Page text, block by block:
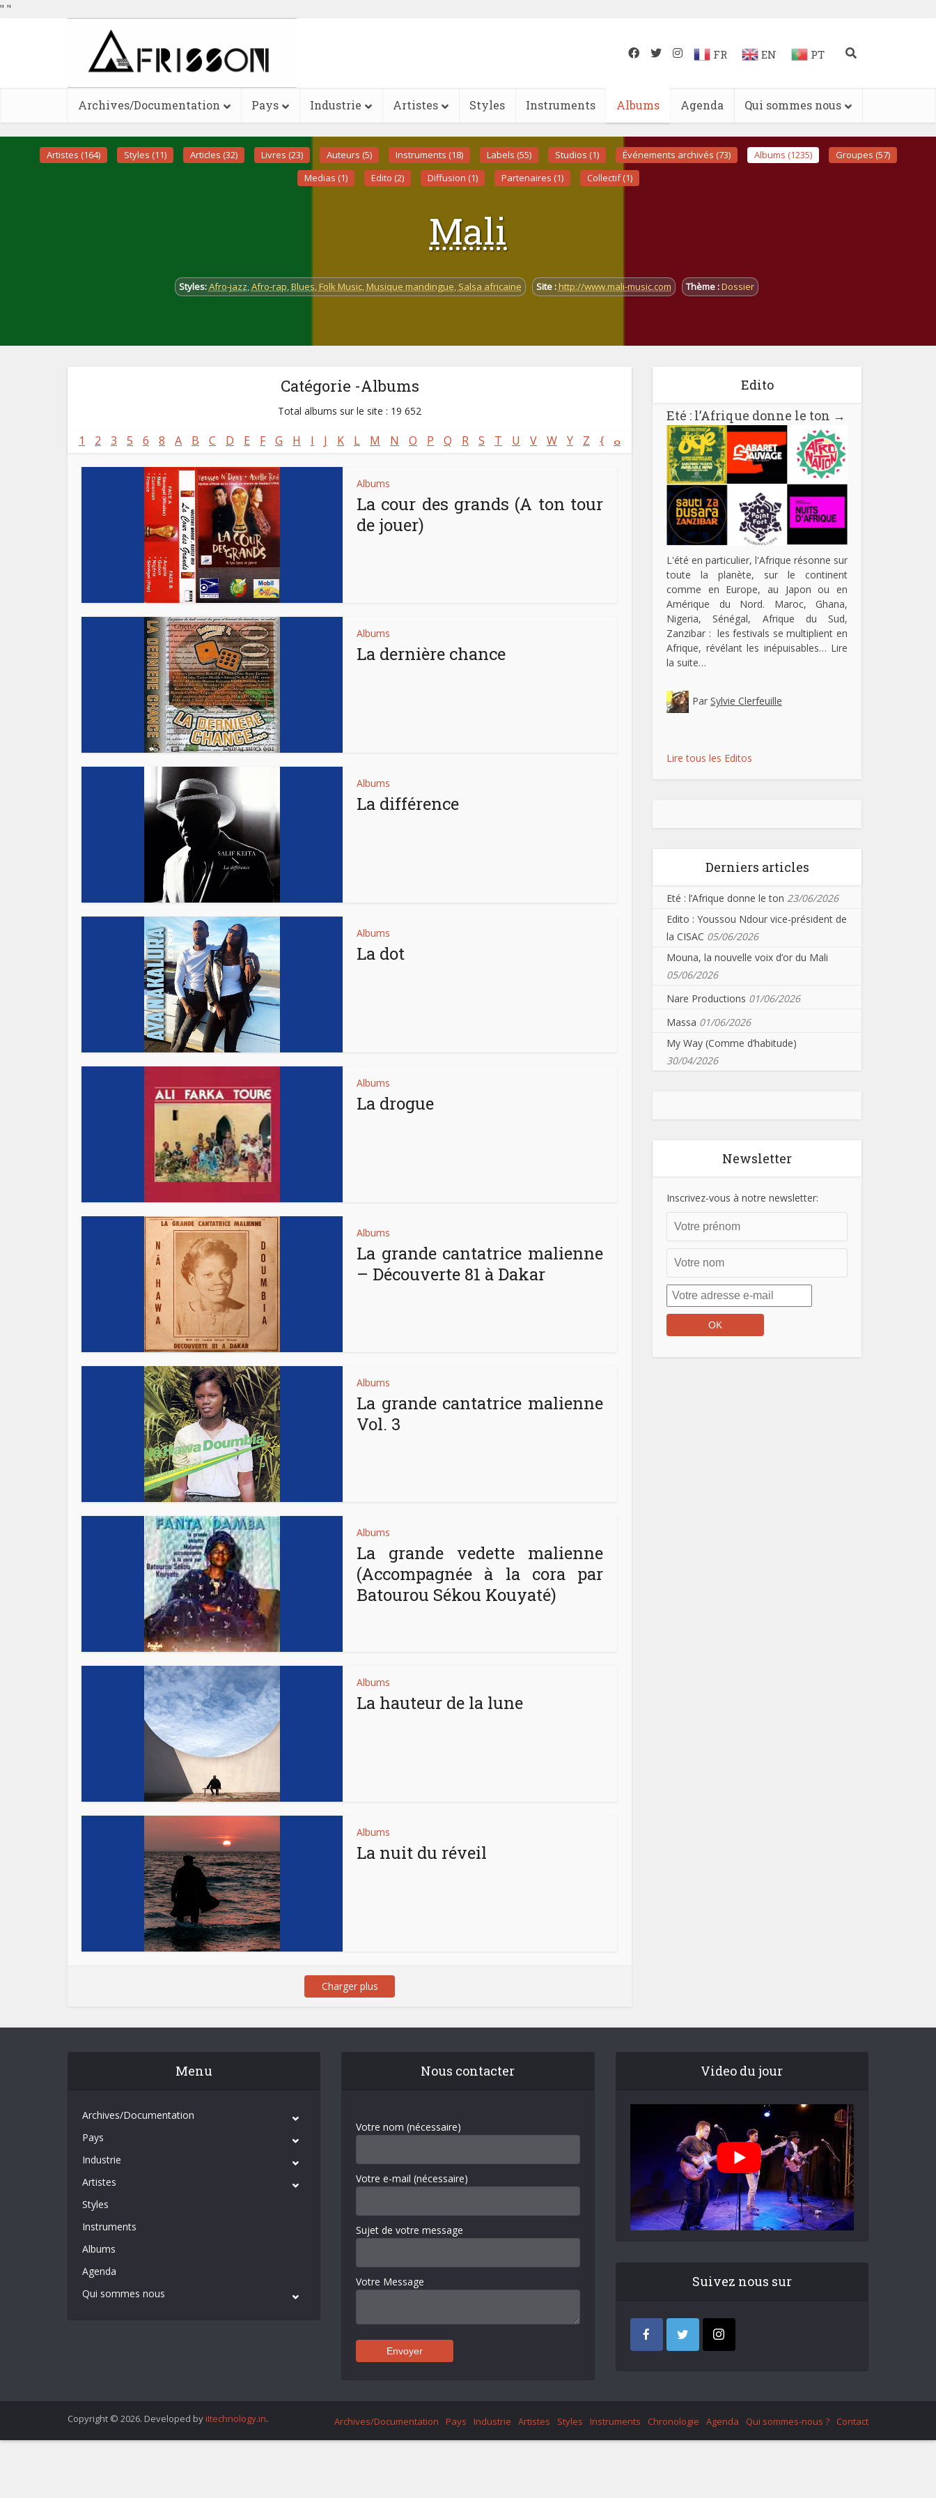
" "
FR EN PT
Archives/Documentation Pays Industrie Artistes Styles Instruments Albums Agenda Qui sommes nous
Artistes (164) Styles (11) Articles (32) Livres (23) Auteurs (5) Instruments (18) Labels (55) Studios (1) Événements archivés (73) Albums (1235)
Groupes (57)
Medias (1)
Edito (2) Diffusion (1) Partenaires (1) Collectif (1)
Mali
Styles:Afro-jazz,Afro-rap,Blues, Folk Music, Musique mandingue, Salsa africaine Site : http://www.mali-music.com Thème :Dossier
Catégorie -Albums
Total albums sur le site : 19 652
1 2 3 5 6 8 A B C D E F G H I J K L M N O P Q R S T U V W Y Z { ⴰ
Albums
La cour des grands (A ton tour
de jouer)
Albums
La dernière chance
Albums
La différence
Albums
La dot
Albums
La drogue
Albums
La grande cantatrice malienne
– Découverte 81 à Dakar
Albums
La grande cantatrice malienne
Vol. 3
Albums
La grande vedette malienne
(Accompagnée à la cora par
Batourou Sékou Kouyaté)
Albums
La hauteur de la lune
Albums
La nuit du réveil
Charger plus
Edito
Eté : l’Afrique donne le ton →
L'été en particulier, l'Afrique résonne sur
toute la planète, sur le continent
comme en Europe, au Japon ou en
Amérique du Nord. Maroc, Ghana,
Nigeria, Sénégal, Afrique du Sud,
Zanzibar : les festivals se multiplient en
Afrique, révélant les inépuisables… Lire
la suite…
Par Sylvie Clerfeuille
Lire tous les Editos
Derniers articles
Eté : l’Afrique donne le ton 23/06/2026
Edito : Youssou Ndour vice-président de
la CISAC 05/06/2026
Mouna, la nouvelle voix d’or du Mali
05/06/2026
Nare Productions 01/06/2026
Massa 01/06/2026
My Way (Comme d’habitude)
30/04/2026
Newsletter
Inscrivez-vous à notre newsletter:
Menu
Archives/Documentation
Pays
Industrie
Artistes
Styles
Instruments
Albums
Agenda
Qui sommes nous
Nous contacter
Votre nom (nécessaire)
Votre e-mail (nécessaire)
Sujet de votre message
Votre Message
Video du jour
Suivez nous sur
Copyright © 2026. Developed by iItechnology.in. Archives/Documentation Pays Industrie Artistes Styles Instruments Chronologie Agenda Qui sommes-nous ? Contact